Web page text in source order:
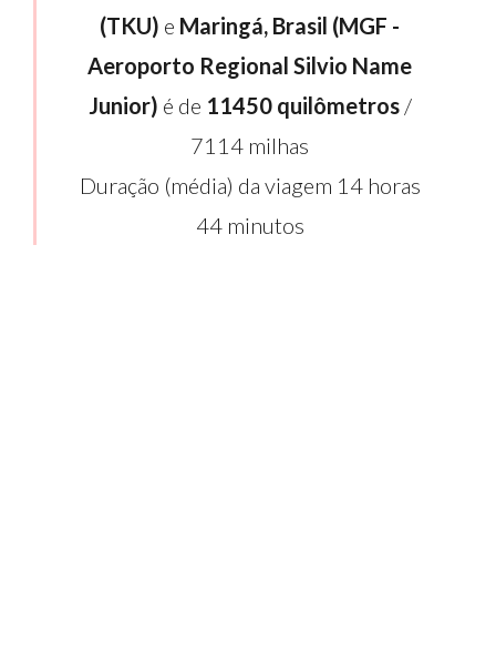
(TKU) e Maringá, Brasil (MGF -
Aeroporto Regional Silvio Name
Junior) é de 11450 quilômetros/
7114 milhas
Duração (média) da viagem 14 horas
44 minutos